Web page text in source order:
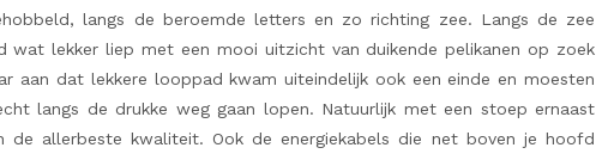
langs de beroemde letters en zo richting zee. Langs de zee
wat lekker liep met een mooi uitzicht van duikende pelikanen op zoek
aan dat lekkere looppad kwam uiteindelijk ook een einde en moesten
langs de drukke weg gaan lopen. Natuurlijk met een stoep ernaast
de allerbeste kwaliteit. Ook de energiekabels die net boven je hoofd